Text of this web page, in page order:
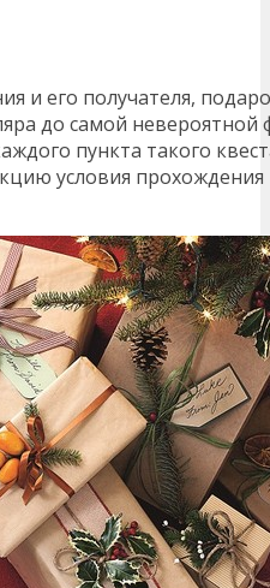
и его получателя,
до самой
пункта такого
условия